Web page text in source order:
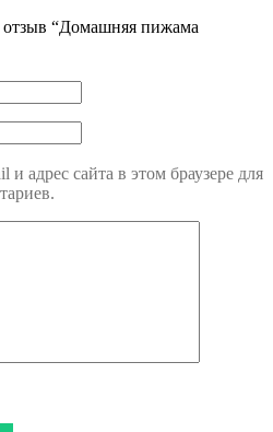
отзыв “Домашняя пижама
адрес сайта в этом браузере для